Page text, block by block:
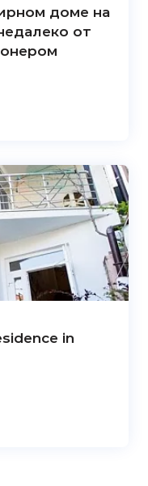
доме на
от
in